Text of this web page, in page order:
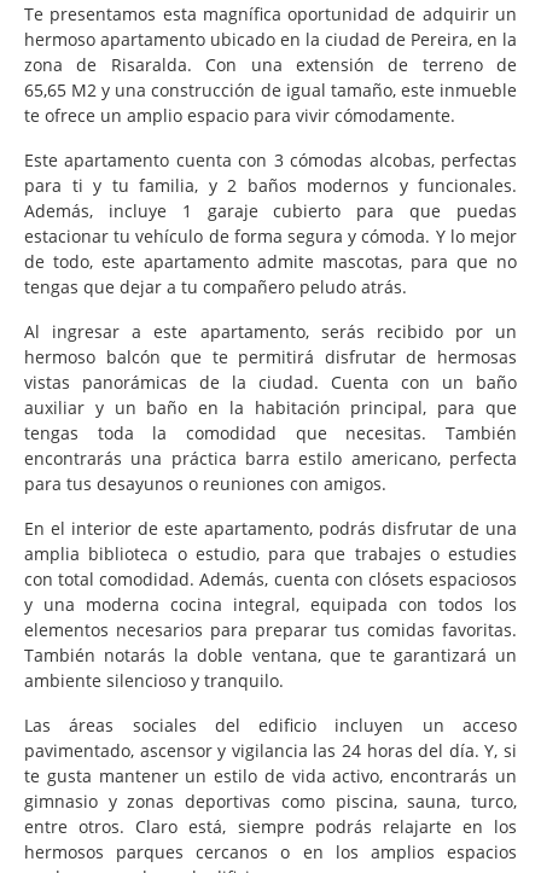
Te presentamos esta magnífica oportunidad de adquirir un
hermoso apartamento ubicado en la ciudad de Pereira, en la
zona de Risaralda. Con una extensión de terreno de
65,65 M2 y una construcción de igual tamaño, este inmueble
te ofrece un amplio espacio para vivir cómodamente.
Este apartamento cuenta con 3 cómodas alcobas, perfectas
para ti y tu familia, y 2 baños modernos y funcionales.
Además, incluye 1 garaje cubierto para que puedas
estacionar tu vehículo de forma segura y cómoda. Y lo mejor
de todo, este apartamento admite mascotas, para que no
tengas que dejar a tu compañero peludo atrás.
Al ingresar a este apartamento, serás recibido por un
hermoso balcón que te permitirá disfrutar de hermosas
vistas panorámicas de la ciudad. Cuenta con un baño
auxiliar y un baño en la habitación principal, para que
tengas toda la comodidad que necesitas. También
encontrarás una práctica barra estilo americano, perfecta
para tus desayunos o reuniones con amigos.
En el interior de este apartamento, podrás disfrutar de una
amplia biblioteca o estudio, para que trabajes o estudies
con total comodidad. Además, cuenta con clósets espaciosos
y una moderna cocina integral, equipada con todos los
elementos necesarios para preparar tus comidas favoritas.
También notarás la doble ventana, que te garantizará un
ambiente silencioso y tranquilo.
Las áreas sociales del edificio incluyen un acceso
pavimentado, ascensor y vigilancia las 24 horas del día. Y, si
te gusta mantener un estilo de vida activo, encontrarás un
gimnasio y zonas deportivas como piscina, sauna, turco,
entre otros. Claro está, siempre podrás relajarte en los
hermosos parques cercanos o en los amplios espacios